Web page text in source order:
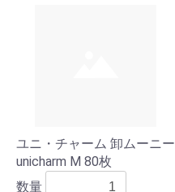
ユニ・チャーム 卸ムーニー
unicharm M 80枚
数量